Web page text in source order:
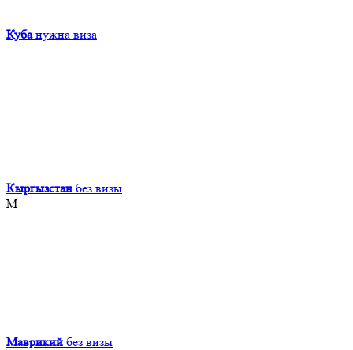
Куба нужна виза
Кыргызcтан без визы
М
Маврикий без визы